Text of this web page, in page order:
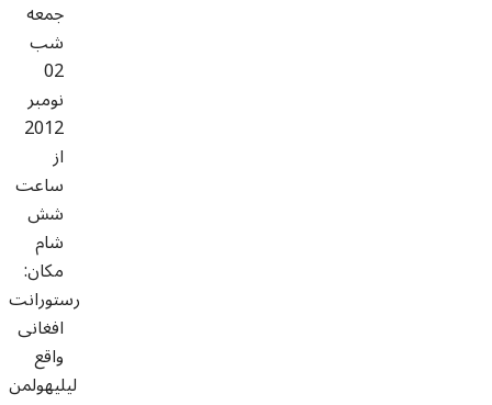
جمعه
شب
02
نومبر
2012
از
ساعت
شش
شام
مکان:
رستورانت
افغانی
واقع
لیلیهولمن